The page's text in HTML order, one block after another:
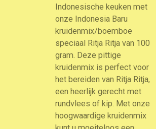
Indonesische keuken met
onze Indonesia Baru
kruidenmix/boemboe
speciaal Ritja Ritja van 100
gram. Deze pittige
kruidenmix is perfect voor
het bereiden van Ritja Ritja,
een heerlijk gerecht met
rundvlees of kip. Met onze
hoogwaardige kruidenmix